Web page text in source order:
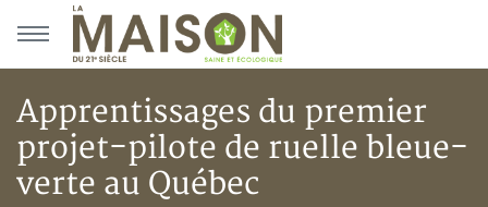
Aller au menu principal
Aller au contenu principal
Apprentissages du premier
projet-pilote de ruelle bleue-
verte au Québec